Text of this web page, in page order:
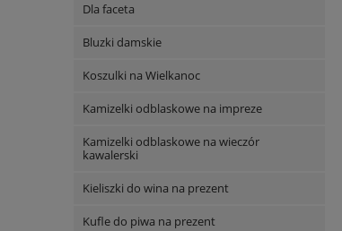
Dla faceta
Bluzki damskie
Koszulki na Wielkanoc
Kamizelki odblaskowe na impreze
Kamizelki odblaskowe na wieczór
kawalerski
Kieliszki do wina na prezent
Kufle do piwa na prezent